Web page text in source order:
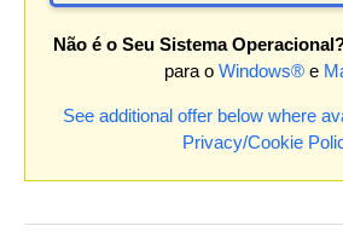
Não é o Seu Sistema
para o Windows® e
See additional offer below where
Privacy/Cookie